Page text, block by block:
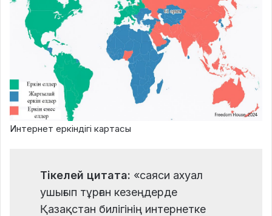
Интернет еркіндігі картасы
Тікелей цитата: «саяси ахуал
ушығып тұрған кезеңдерде
Қазақстан билігінің интернетке